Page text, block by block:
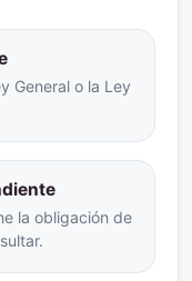
General o la Ley
la obligación de